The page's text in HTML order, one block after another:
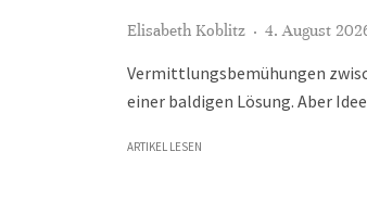
Elisabeth Koblitz · 4. August
Vermittlungsbemühungen
einer baldigen Lösung. Aber
ARTIKEL LESEN